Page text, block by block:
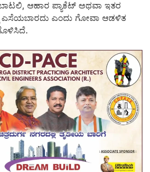
ಬಾಟಲಿ, ಆಹಾರ ಪ್ಯಾಕೆಟ್ ಅಥವಾ ಇತರ
ಎಸೆಯಬಾರದು ಎಂದು ಗೋವಾ ಆಡಳಿತ